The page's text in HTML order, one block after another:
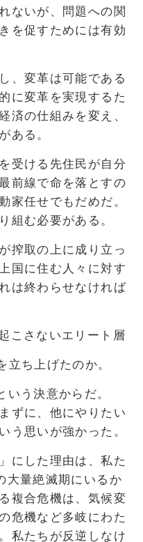
ないが、問題への関
を促すためには有効
、変革は可能である
に変革を実現するた
済の仕組みを変え、
ある。
受ける先住民が自分
前線で命を落とすの
家任せでもだめだ。
組む必要がある。
搾取の上に成り立っ
国に住む人々に対す
は終わらせなければ
こさないエリート層
立ち上げたのか。
う決意からだ。
ずに、他にやりたい
う思いが強かった。
にした理由は、私た
大量絶滅期にいるか
複合危機は、気候変
危機など多岐にわた
私たちが反逆しなけ